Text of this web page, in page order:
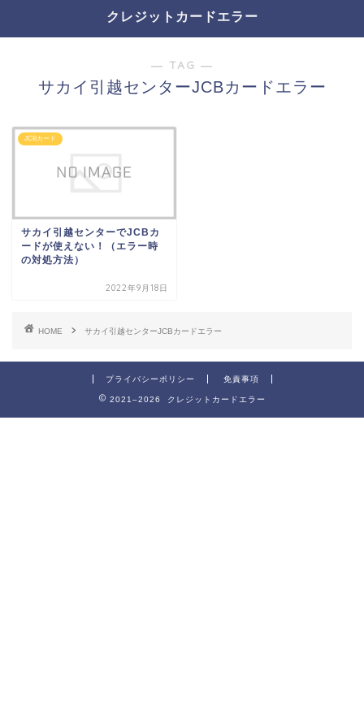
クレジットカードエラー
― TAG ―
サカイ引越センターJCBカードエラー
JCBカード
サカイ引越センターでJCBカ
ードが使えない！（エラー時
の対処方法）
2022年9月18日
HOME サカイ引越センターJCBカードエラー
プライバシーポリシー 免責事項
2021–2026 クレジットカードエラー